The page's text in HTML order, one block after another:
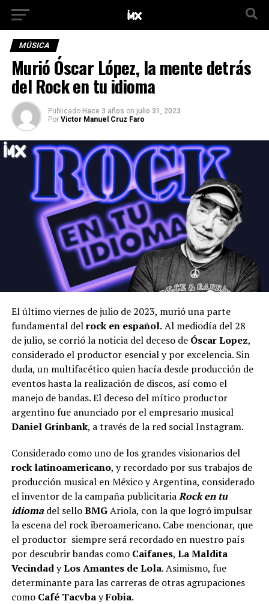
MÚSICA
Murió Óscar López, la mente detrás
del Rock en tu idioma
Publicado Hace 3 años on julio 31, 2023
Por Victor Manuel Cruz Faro
El último viernes de julio de 2023, murió una parte
fundamental delrock en español.Al mediodía del 28
de julio, se corrió la noticia del deceso de Óscar Lopez,
considerado el productor esencial y por excelencia. Sin
duda, un multifacético quien hacía desde producción de
eventos hasta la realización de discos, así como el
manejo de bandas. El deceso del mítico productor
argentino fue anunciado por el empresario musical
Daniel Grinbank, a través de la red social Instagram.
Considerado como uno de los grandes visionarios del
rock latinoamericano, y recordado por sus trabajos de
producción musical en México y Argentina, considerado
el inventor de la campaña publicitariaRock en tu
idiomadel selloBMGAriola, con la que logró impulsar
la escena del rock iberoamericano. Cabe mencionar, que
el productor siempre será recordado en nuestro país
por descubrir bandas como Caifanes, La Maldita
VecindadyLos Amantes de Lola. Asimismo, fue
determinante para las carreras de otras agrupaciones
como Café TacvbayFobia.